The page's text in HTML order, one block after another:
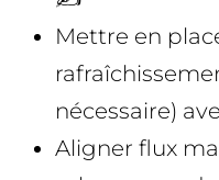
Mettre en
nécessaire)
Aligner flux